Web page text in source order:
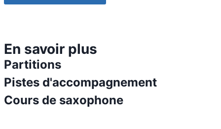
En savoir plus
Partitions
Pistes d'accompagnement
Cours de saxophone